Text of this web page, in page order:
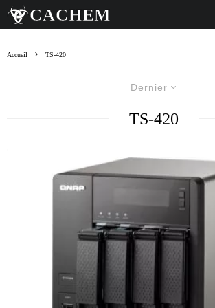
Accueil TS-420
Dernier
TS-420